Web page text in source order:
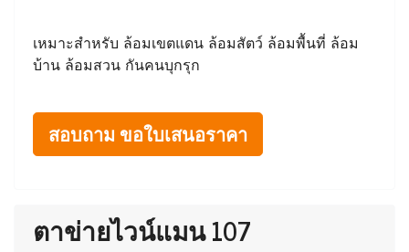
เหมาะสำหรับ ล้อมเขตแดน ล้อมสัตว์ ล้อมพื้นที่ ล้อม
บ้าน ล้อมสวน กันคนบุกรุก
สอบถาม ขอใบเสนอราคา
ตาข่ายไวน์แมน 107